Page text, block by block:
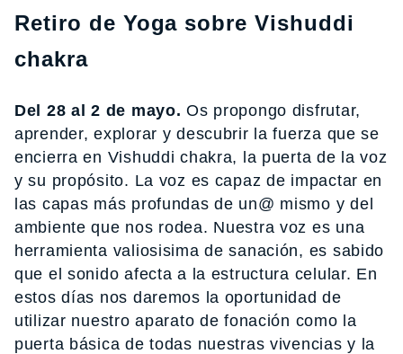
Retiro de Yoga sobre Vishuddi
chakra
Del 28 al 2 de mayo. Os propongo disfrutar,
aprender, explorar y descubrir la fuerza que se
encierra en Vishuddi chakra, la puerta de la voz
y su propósito. La voz es capaz de impactar en
las capas más profundas de un@ mismo y del
ambiente que nos rodea. Nuestra voz es una
herramienta valiosisima de sanación, es sabido
que el sonido afecta a la estructura celular. En
estos días nos daremos la oportunidad de
utilizar nuestro aparato de fonación como la
puerta básica de todas nuestras vivencias y la